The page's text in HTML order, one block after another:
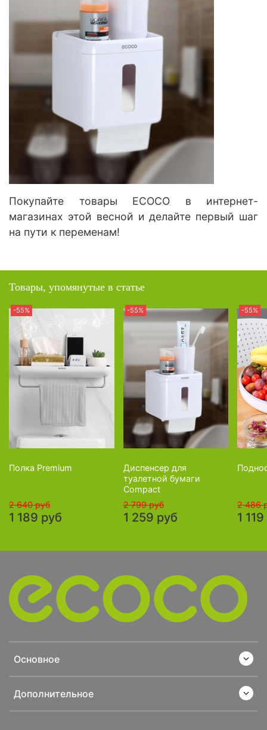
Покупайте товары ECOCO в интернет-
магазинах этой весной и делайте первый шаг
на пути к переменам!
Товары, упомянутые в статье
-55%
Полка Premium
2 640 руб
1 189 руб
-55%
Диспенсер для
туалетной бумаги
Compact
2 799 руб
1 259 руб
-55%
2 486
1
Основное
Дополнительное